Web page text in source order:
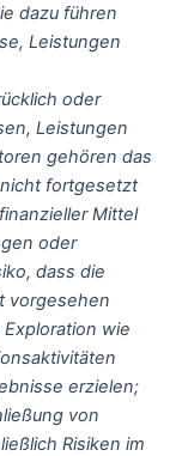
dazu führen
Leistungen
oder
Leistungen
gehören das
fortgesetzt
Mittel
oder
dass die
vorgesehen
wie
erzielen;
von
Risiken im